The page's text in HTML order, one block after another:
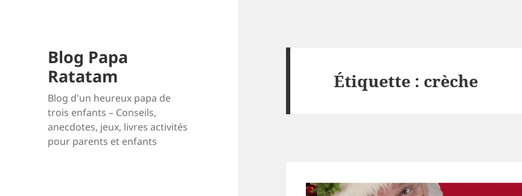
Blog Papa
Ratatam
Blog d'un heureux papa de
trois enfants – Conseils,
anecdotes, jeux, livres activités
pour parents et enfants
Étiquette : crèche